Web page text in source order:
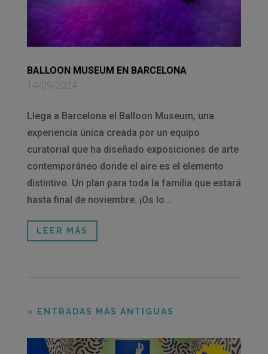
BALLOON MUSEUM EN BARCELONA
14/09/2024
Llega a Barcelona el Balloon Museum, una
experiencia única creada por un equipo
curatorial que ha diseñado exposiciones de arte
contemporáneo donde el aire es el elemento
distintivo. Un plan para toda la familia que estará
hasta final de noviembre. ¡Os lo...
LEER MÁS
« ENTRADAS MÁS ANTIGUAS